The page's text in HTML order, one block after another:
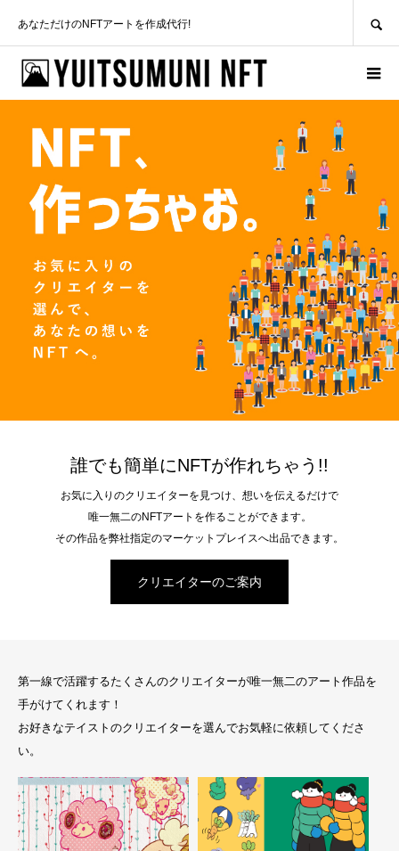
あなただけのNFTアートを作成代行!
誰でも簡単にNFTが作れちゃう!!
お気に入りのクリエイターを見つけ、想いを伝えるだけで
唯一無二のNFTアートを作ることができます。
その作品を弊社指定のマーケットプレイスへ出品できます。
クリエイターのご案内
第一線で活躍するたくさんのクリエイターが唯一無二のアート作品を
手がけてくれます！
お好きなテイストのクリエイターを選んでお気軽に依頼してくださ
い。